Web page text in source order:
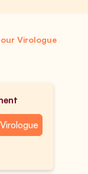
Virologue